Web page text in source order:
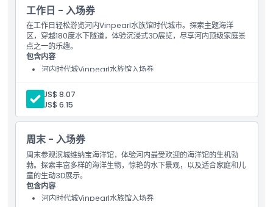
儿童成人政策
排除项
需要了解的事项
位置
取消政策
工作日 - 入场券
在工作日轻松游览河内Vinpearl水族馆时代城市。探索主题海洋
区，穿越180度水下隧道，体验沉浸式3D展览，尽享河内顶级家庭景
点之一的乐趣。
包含内容
河内时代城Vinpearl水族馆入场券
成人: US$ 8.07
儿童:
US$ 6.15
周末 - 入场券
周末参观滨城维纳宝海洋馆，体验河内最受欢迎的海洋馆的生机勃
勃。探索丰富多样的海洋生物，惊艳的水下景观，以及适合家庭和儿
童的生动3D展示。
包含内容
河内时代城Vinpearl水族馆入场券